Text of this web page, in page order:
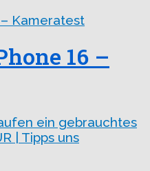
16 –